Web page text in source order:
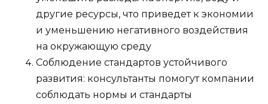
другие ресурсы, что приведет к экономии
и уменьшению негативного воздействия
на окружающую среду
Соблюдение стандартов устойчивого
развития: консультанты помогут компании
соблюдать нормы и стандарты